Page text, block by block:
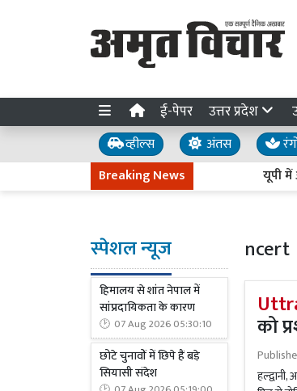
ई-पेपर उत्तर प्रदेश
व्हील्स अंतस
Breaking News
यूपी में अगले
स्पेशल न्यूज
हिमालय से शांत नेपाल में
सांप्रदायिकता के कारण
07 Aug 2026 05:30:10
छोटे चुनावों में छिपे हैं बड़े
सियासी संदेश
ncert
को